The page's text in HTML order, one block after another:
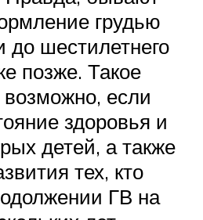
грудью
до шестилетнего
позже. Такое
если
здоровья и
детей, а также
тех, кто
ГВ на